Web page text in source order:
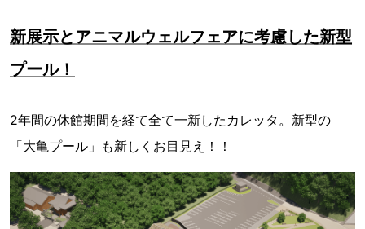
新展示とアニマルウェルフェアに考慮した新型
プール！
2年間の休館期間を経て全て一新したカレッタ。新型の
「大亀プール」も新しくお目見え！！